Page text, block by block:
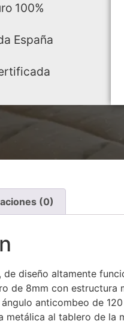
100%
España
(0)
diseño altamente
de 8mm con estructura
anticombeo de
metálica al tablero de la